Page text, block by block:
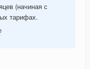
(начиная с
тарифах.